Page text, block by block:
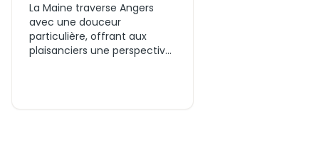
La Maine traverse Angers
avec une douceur
particulière, offrant aux
plaisanciers une perspective